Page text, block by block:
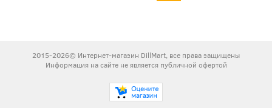
2015-2026© Интернет-магазин DillMart, все права защищены
Информация на сайте не является публичной офертой